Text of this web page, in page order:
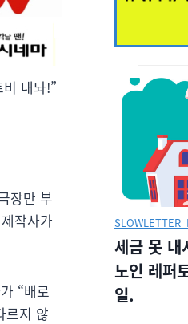
내놔!”
장만 부
작사가
“배로
르지 않
세금 못 내
노인 레퍼
일.